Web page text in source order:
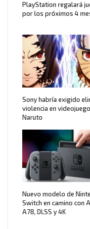
PlayStation regalará
por los próximos 4
Sony habría exigido
violencia en
Naruto
Nuevo modelo de
Switch en camino con
A78, DLSS y 4K